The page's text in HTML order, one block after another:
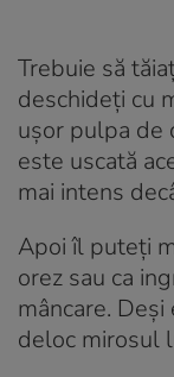
Trebuie să
deschideți cu
ușor pulpa de
este uscată
mai intens
Apoi îl puteți
orez sau ca
mâncare.
deloc mirosul